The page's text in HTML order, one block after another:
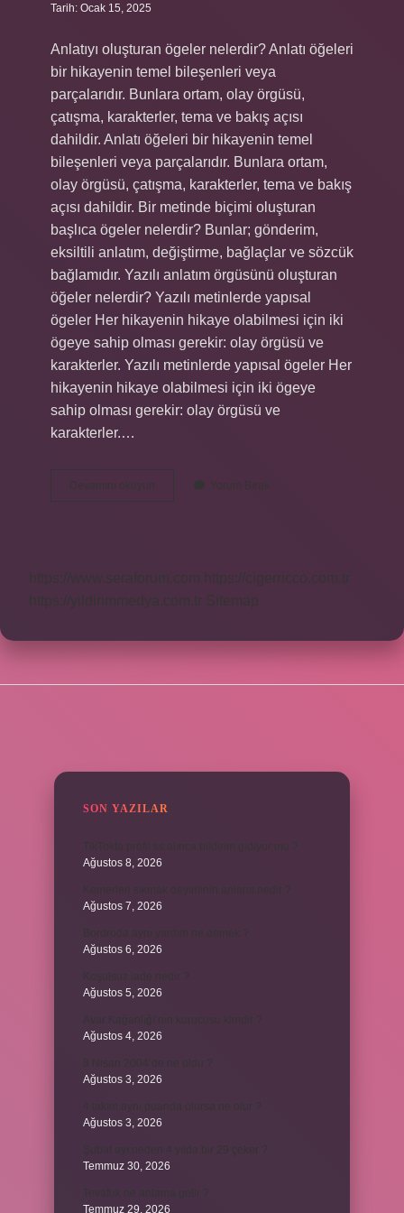
Tarih: Ocak 15, 2025
Anlatıyı oluşturan ögeler nelerdir? Anlatı öğeleri
bir hikayenin temel bileşenleri veya
parçalarıdır. Bunlara ortam, olay örgüsü,
çatışma, karakterler, tema ve bakış açısı
dahildir. Anlatı öğeleri bir hikayenin temel
bileşenleri veya parçalarıdır. Bunlara ortam,
olay örgüsü, çatışma, karakterler, tema ve bakış
açısı dahildir. Bir metinde biçimi oluşturan
başlıca ögeler nelerdir? Bunlar; gönderim,
eksiltili anlatım, değiştirme, bağlaçlar ve sözcük
bağlamıdır. Yazılı anlatım örgüsünü oluşturan
öğeler nelerdir? Yazılı metinlerde yapısal
ögeler Her hikayenin hikaye olabilmesi için iki
ögeye sahip olması gerekir: olay örgüsü ve
karakterler. Yazılı metinlerde yapısal ögeler Her
hikayenin hikaye olabilmesi için iki ögeye
sahip olması gerekir: olay örgüsü ve
karakterler.…
Devamını okuyun
Oluşturan
Yorum Bırak
https://www.seraforum.com
https://cigerricco.com.tr
https://yildirimmedya.com.tr Sitemap
SON YAZILAR
Ağustos 8, 2026
Ağustos 7, 2026
Ağustos 6, 2026
Ağustos 5, 2026
Ağustos 4, 2026
Ağustos 3, 2026
Ağustos 3, 2026
Temmuz 30, 2026
Temmuz 29, 2026